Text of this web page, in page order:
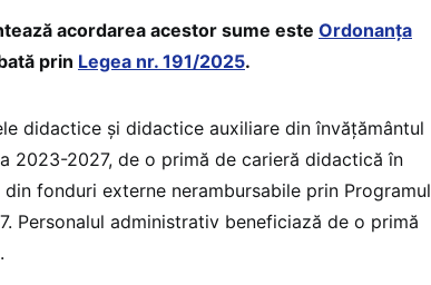
acordarea acestor sume este Ordonanța
prin Legea nr. 191/2025.
didactice și didactice auxiliare din învățământul
2023-2027, de o primă de carieră didactică în
fonduri externe nerambursabile prin Programul
Personalul administrativ beneficiază de o primă